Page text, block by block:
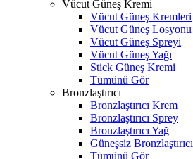
Vücut Güneş Kremi
Vücut Güneş Kremleri
Vücut Güneş Losyonu
Vücut Güneş Spreyi
Vücut Güneş Yağı
Stick Güneş Kremi
Tümünü Gör
Bronzlaştırıcı
Bronzlaştırıcı Krem
Bronzlaştırıcı Sprey
Bronzlaştırıcı Yağ
Güneşsiz Bronzlaştırıcı
Tümünü Gör